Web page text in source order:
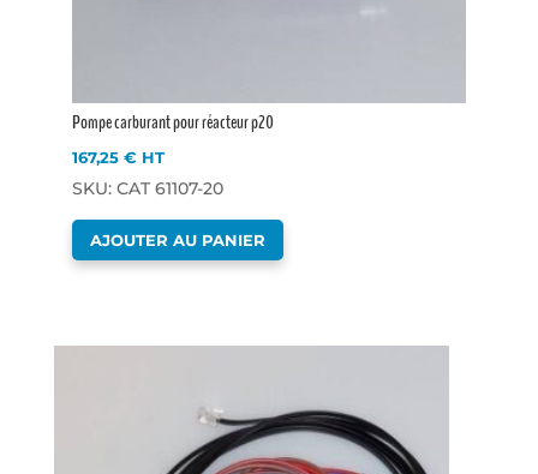
Pompe carburant pour réacteur p20
167,25 € HT
SKU: CAT 61107-20
AJOUTER AU PANIER